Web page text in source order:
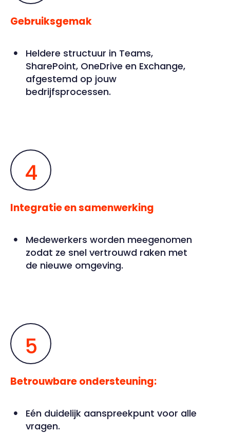
Gebruiksgemak
Heldere structuur in Teams,
SharePoint, OneDrive en Exchange,
afgestemd op jouw
bedrijfsprocessen.
4
Integratie en samenwerking
Medewerkers worden meegenomen
zodat ze snel vertrouwd raken met
de nieuwe omgeving.
5
Betrouwbare ondersteuning:
Eén duidelijk aanspreekpunt voor alle
vragen.